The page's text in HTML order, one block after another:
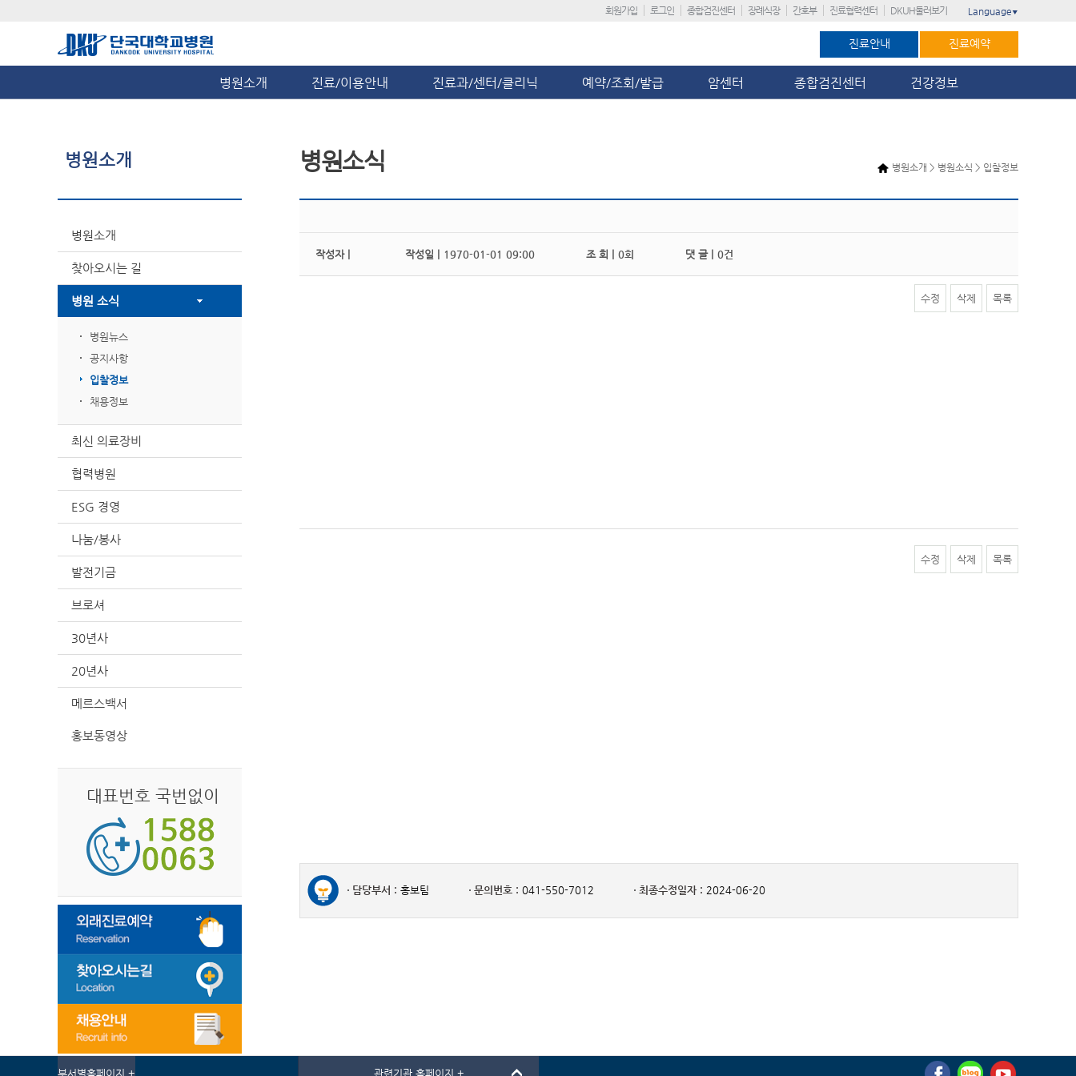
회원가입 로그인 종합검진센터 장례식장 간호부 진료협력센터 DKUH둘러보기 Language ▼
진료안내 진료예약
병원소개 진료/이용안내 진료과/센터/클리닉 예약/조회/발급 암센터 종합검진센터 건강정보
병원소개
병원소개
찾아오시는 길
병원 소식
병원뉴스
공지사항
입찰정보
채용정보
최신 의료장비
협력병원
ESG 경영
나눔/봉사
발전기금
브로셔
30년사
20년사
메르스백서
홍보동영상
대표번호 국번없이
병원소개 > 병원소식 > 입찰정보
병원소식
작성자 | 작성일 | 1970-01-01 09:00 조 회 | 0회 댓 글 | 0건
수정 삭제 목록
수정 삭제 목록
담당부서 : 홍보팀 문의번호 : 041-550-7012 최종수정일자 : 2024-06-20
부서별홈페이지 + 관련기관 홈페이지 +